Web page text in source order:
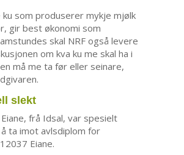
ku som produserer mykje mjølk
gir best økonomi som
skal NRF også levere
om kva ku me skal ha i
må me ta før eller seinare,
slekt
frå Idsal, var spesielt
ta imot avlsdiplom for
Eiane.